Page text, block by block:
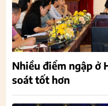
Nhiều điểm ngập ở
soát tốt hơn